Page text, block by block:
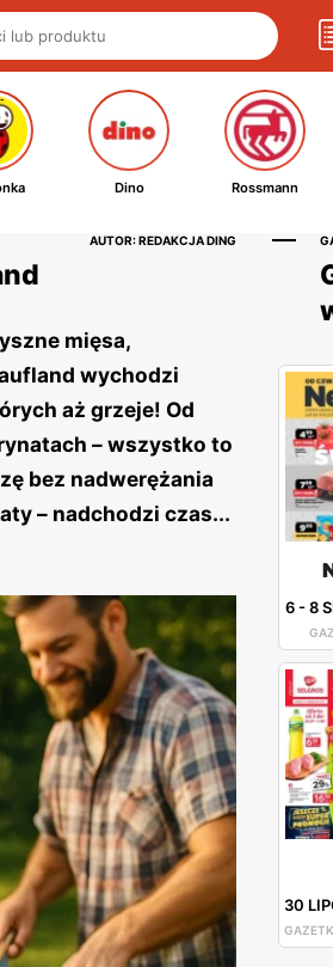
Dino Rossmann
AUTOR: REDAKCJA DING
mięsa,
wychodzi
aż grzeje! Od
– wszystko to
bez nadwerężania
– nadchodzi czas...
6-8
30